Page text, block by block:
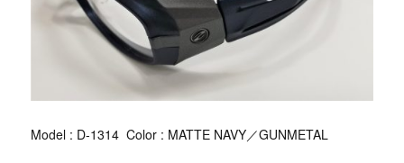
Model : D-1314 Color : MATTE NAVY／GUNMETAL